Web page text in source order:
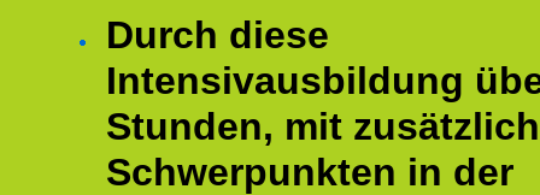
Durch diese
Intensivausbildung
Stunden, mit
Schwerpunkten in der